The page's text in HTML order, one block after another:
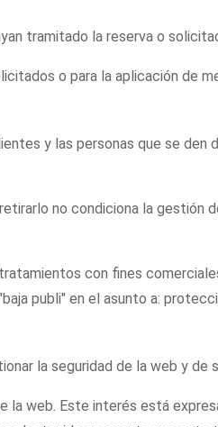
tramitado la reserva o
o para la aplicación de
y las personas que se den
no condiciona la gestión
con fines
publi" en el asunto a:
la seguridad de la web y de
web. Este interés está